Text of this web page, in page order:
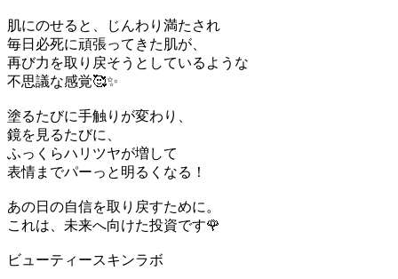
肌にのせると、じんわり満たされ
毎日必死に頑張ってきた肌が、
再び力を取り戻そうとしているような
不思議な感覚🥰✨
塗るたびに手触りが変わり、
鏡を見るたびに、
ふっくらハリツヤが増して
表情までパーっと明るくなる！
あの日の自信を取り戻すために。
これは、未来へ向けた投資です🌹
ビューティースキンラボ